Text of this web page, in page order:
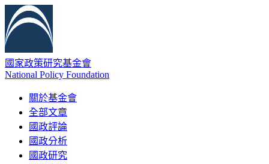
國家政策研究基金會
National Policy Foundation
關於基金會
全部文章
國政評論
國政分析
國政研究